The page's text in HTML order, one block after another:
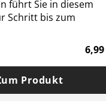
führt Sie in diesem
Schritt bis zum
6,99
Produkt